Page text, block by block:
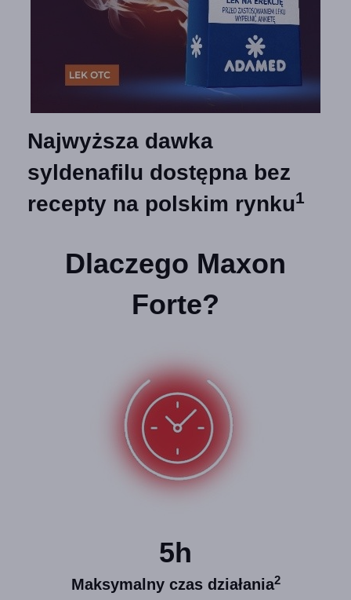
Najwyższa dawka
syldenafilu dostępna bez
recepty na polskim rynku1
Dlaczego Maxon
Forte?
5h
Maksymalny czas działania2